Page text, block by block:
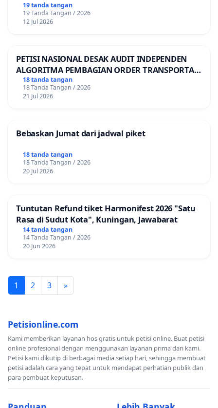
LAUT, KABUPATEN ALOR
19 tanda tangan
19 Tanda Tangan / 2026
12 Jul 2026
PETISI NASIONAL DESAK AUDIT INDEPENDEN
ALGORITMA PEMBAGIAN ORDER TRANSPORTASI
ONLINE
18 tanda tangan
18 Tanda Tangan / 2026
21 Jul 2026
Bebaskan Jumat dari jadwal piket
18 tanda tangan
18 Tanda Tangan / 2026
20 Jul 2026
Tuntutan Refund tiket Harmonifest 2026 "Satu
Rasa di Sudut Kota", Kuningan, Jawabarat
14 tanda tangan
14 Tanda Tangan / 2026
20 Jun 2026
1 2 3 »
Petisionline.com
Kami memberikan layanan hos gratis untuk petisi online. Buat petisi
online profesional dengan menggunakan layanan prima dari kami.
Petisi kami dikutip di berbagai media setiap hari, sehingga membuat
petisi adalah cara yang tepat untuk mendapat perhatian publik dan
para pembuat keputusan.